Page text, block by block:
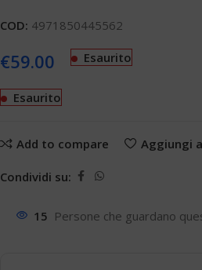
COD: 4971850445562
€59.00 Esaurito
Esaurito
Add to compare Aggiungi
Condividi su:
15 Persone che guardano